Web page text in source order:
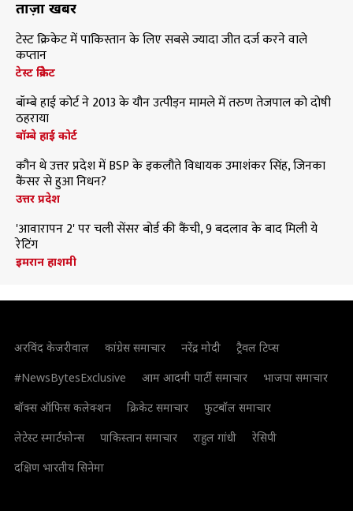
ताज़ा खबरें
टेस्ट क्रिकेट में पाकिस्तान के लिए सबसे ज्यादा जीत दर्ज करने वाले
कप्तान
टेस्ट क्रिकेट
बॉम्बे हाई कोर्ट ने 2013 के यौन उत्पीड़न मामले में तरुण तेजपाल को दोषी
ठहराया
बॉम्बे हाई कोर्ट
कौन थे उत्तर प्रदेश में BSP के इकलौते विधायक उमाशंकर सिंह, जिनका
कैंसर से हुआ निधन?
उत्तर प्रदेश
'आवारापन 2' पर चली सेंसर बोर्ड की कैंची, 9 बदलाव के बाद मिली ये
रेटिंग
इमरान हाशमी
अरविंद केजरीवाल कांग्रेस समाचार नरेंद्र मोदी
ट्रैवल टिप्स
#NewsBytesExclusive
आम आदमी पार्टी समाचार
भाजपा समाचार
बॉक्स ऑफिस कलेक्शन
क्रिकेट समाचार
फुटबॉल समाचार
लेटेस्ट स्मार्टफोन्स
पाकिस्तान समाचार राहुल गांधी
रेसिपी
दक्षिण भारतीय सिनेमा